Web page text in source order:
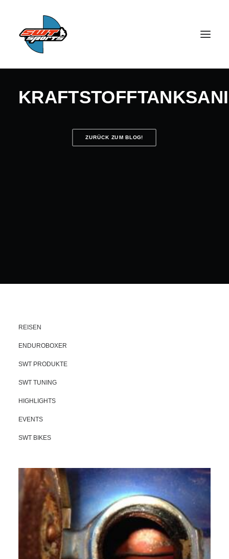
SEARCH
ZURÜCK ZUM BLOG!
REISEN
ENDUROBOXER
SWT PRODUKTE
SWT TUNING
HIGHLIGHTS
EVENTS
SWT BIKES